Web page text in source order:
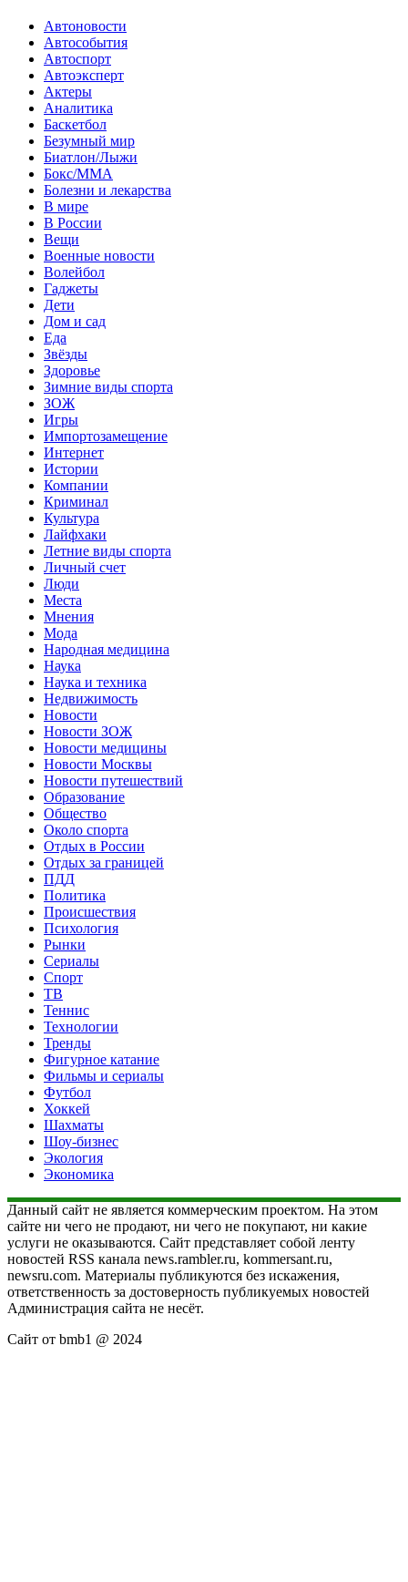
Автоновости
Автособытия
Автоспорт
Автоэксперт
Актеры
Аналитика
Баскетбол
Безумный мир
Биатлон/Лыжи
Бокс/MMA
Болезни и лекарства
В мире
В России
Вещи
Военные новости
Волейбол
Гаджеты
Дети
Дом и сад
Еда
Звёзды
Здоровье
Зимние виды спорта
ЗОЖ
Игры
Импортозамещение
Интернет
Истории
Компании
Криминал
Культура
Лайфхаки
Летние виды спорта
Личный счет
Люди
Места
Мнения
Мода
Народная медицина
Наука
Наука и техника
Недвижимость
Новости
Новости ЗОЖ
Новости медицины
Новости Москвы
Новости путешествий
Образование
Общество
Около спорта
Отдых в России
Отдых за границей
ПДД
Политика
Происшествия
Психология
Рынки
Сериалы
Спорт
ТВ
Теннис
Технологии
Тренды
Фигурное катание
Фильмы и сериалы
Футбол
Хоккей
Шахматы
Шоу-бизнес
Экология
Экономика
Данный сайт не является коммерческим проектом. На этом
сайте ни чего не продают, ни чего не покупают, ни какие
услуги не оказываются. Сайт представляет собой ленту
новостей RSS канала news.rambler.ru, kommersant.ru,
newsru.com. Материалы публикуются без искажения,
ответственность за достоверность публикуемых новостей
Администрация сайта не несёт.
Сайт от bmb1 @ 2024